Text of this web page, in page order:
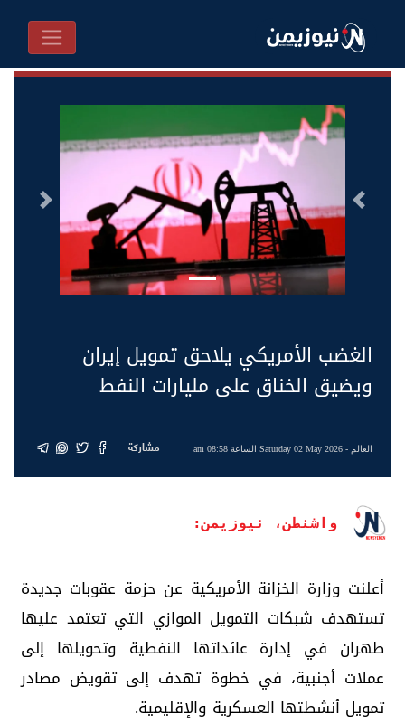
السابق التالى
الغضب الأمريكي يلاحق تمويل إيران
ويضيق الخناق على مليارات النفط
العالم - Saturday 02 May 2026 الساعة 08:58 am مشاركة
واشنطن، نيوزيمن:
أعلنت وزارة الخزانة الأمريكية عن حزمة عقوبات جديدة
تستهدف شبكات التمويل الموازي التي تعتمد عليها
طهران في إدارة عائداتها النفطية وتحويلها إلى
عملات أجنبية، في خطوة تهدف إلى تقويض مصادر
تمويل أنشطتها العسكرية والإقليمية.